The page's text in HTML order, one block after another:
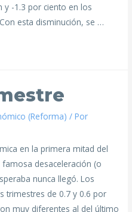
y -1.3 por ciento en los
esta disminución, se …
(Reforma) / Por
en la primera mitad del
desaceleración (o
nunca llegó. Los
trimestres de 0.7 y 0.6 por
muy diferentes al del último